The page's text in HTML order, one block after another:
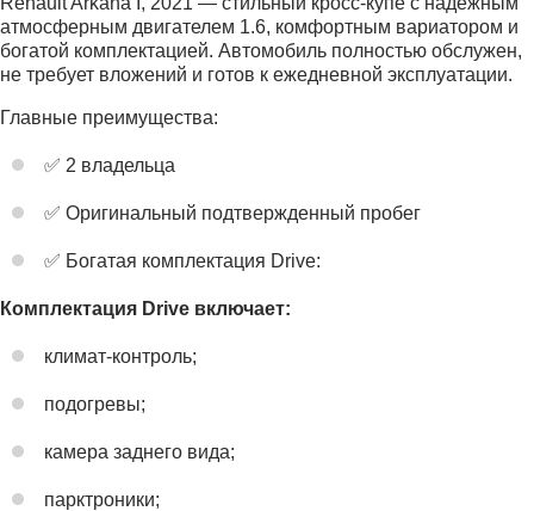
атмосферным двигателем 1.6, комфортным вариатором и
богатой комплектацией. Автомобиль полностью обслужен,
не требует вложений и готов к ежедневной эксплуатации.
Главные преимущества:
✅ 2 владельца
✅ Оригинальный подтвержденный пробег
✅ Богатая комплектация Drive:
Комплектация Drive включает:
климат-контроль;
подогревы;
камера заднего вида;
парктроники;